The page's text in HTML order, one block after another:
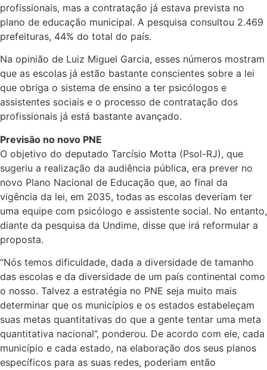
profissionais, mas a contratação já estava prevista no
plano de educação municipal. A pesquisa consultou 2.469
prefeituras, 44% do total do país.
Na opinião de Luiz Miguel Garcia, esses números mostram
que as escolas já estão bastante conscientes sobre a lei
que obriga o sistema de ensino a ter psicólogos e
assistentes sociais e o processo de contratação dos
profissionais já está bastante avançado.
Previsão no novo PNE
O objetivo do deputado Tarcísio Motta (Psol-RJ), que
sugeriu a realização da audiência pública, era prever no
novo Plano Nacional de Educação que, ao final da
vigência da lei, em 2035, todas as escolas deveriam ter
uma equipe com psicólogo e assistente social. No entanto,
diante da pesquisa da Undime, disse que irá reformular a
proposta.
“Nós temos dificuldade, dada a diversidade de tamanho
das escolas e da diversidade de um país continental como
o nosso. Talvez a estratégia no PNE seja muito mais
determinar que os municípios e os estados estabeleçam
suas metas quantitativas do que a gente tentar uma meta
quantitativa nacional”, ponderou. De acordo com ele, cada
município e cada estado, na elaboração dos seus planos
específicos para as suas redes, poderiam então